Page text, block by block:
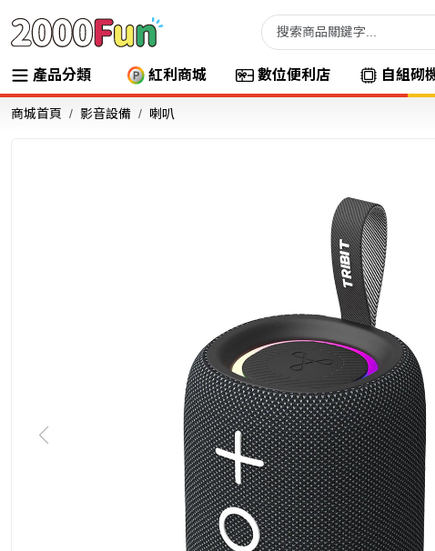
產品分類 紅利商城 數位便利店 自組砌
商城首頁 影音設備 喇叭